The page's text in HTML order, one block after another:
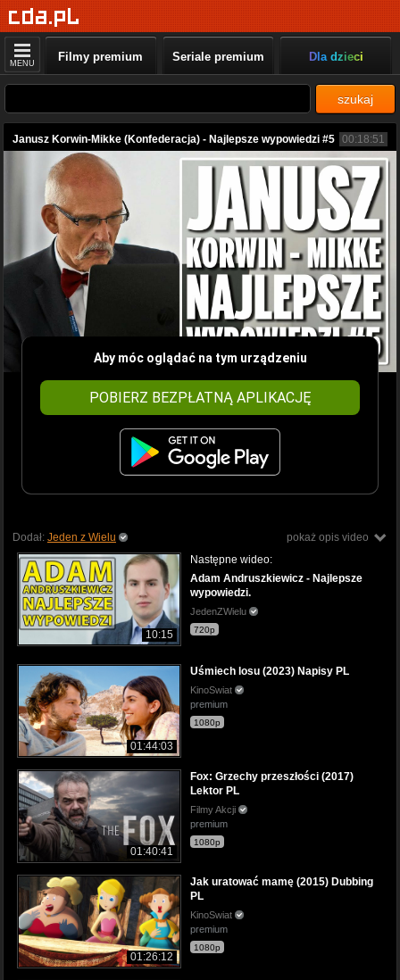
MENU Filmy premium Seriale premium Dla dzieci
szukaj
Janusz Korwin-Mikke (Konfederacja) - Najlepsze wypowiedzi #5 00:18:51
Aby móc oglądać na tym urządzeniu
POBIERZ BEZPŁATNĄ APLIKACJĘ
pokaż opis video
Dodał: Jeden z Wielu
10:15
Następne wideo:
Adam Andruszkiewicz - Najlepsze
wypowiedzi.
JedenZWielu
720p
01:44:03
Uśmiech losu (2023) Napisy PL
KinoSwiat
premium
1080p
01:40:41
Fox: Grzechy przeszłości (2017)
Lektor PL
Filmy Akcji
premium
1080p
01:26:12
Jak uratować mamę (2015) Dubbing
PL
KinoSwiat
premium
1080p